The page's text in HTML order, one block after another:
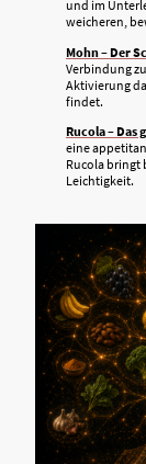
und im
weicheren,
Mohn – Der
Verbindung
Aktivierung
findet.
Rucola – Das
eine
Rucola bringt
Leichtigkeit.